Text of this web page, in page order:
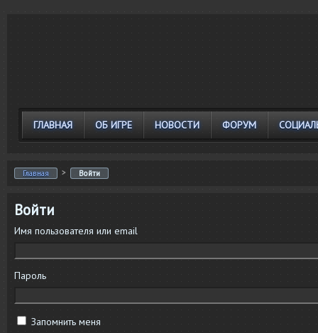
ГЛАВНАЯ ОБ ИГРЕ НОВОСТИ ФОРУМ
Главная > Войти
Войти
Имя пользователя или email
Пароль
Запомнить меня